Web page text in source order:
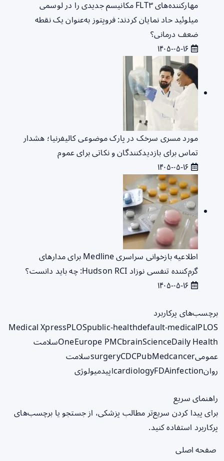
مهارکننده‌های FLT۳ مکانیسم جدیدی را در لوسمی
میلوئید حاد نمایان کردند: فروپتوز به‌عنوان یک نقطه
ضعف درمانی؟
مورد مسری سرخک در پارک موضوعی کالیفرنیا؛ هشدار
تماس برای بازدیدکنندگان و نکاتی برای عموم
اطلاعیه بازخوانی سراسری Medline برای مدارهای
گرم‌کننده تنفسی نوزاد Hudson RCI: چه باید دانست؟
برچسب‌های پرکاربرد
Medical XpressPLOSpublic-healthdefault-medicalPLOS
OneEurope PMCbrainScienceDaily Health
سلامت
عمومی
surgeryCDCPubMedcancer
سلامت
روان
cardiologyFDAinfection اپیدمیولوژی
راهنمای سریع
برای پیدا کردن سریع‌تر مطالب پزشکی، از جستجو یا برچسب‌های
پرکاربرد استفاده کنید.
صفحه اصلی